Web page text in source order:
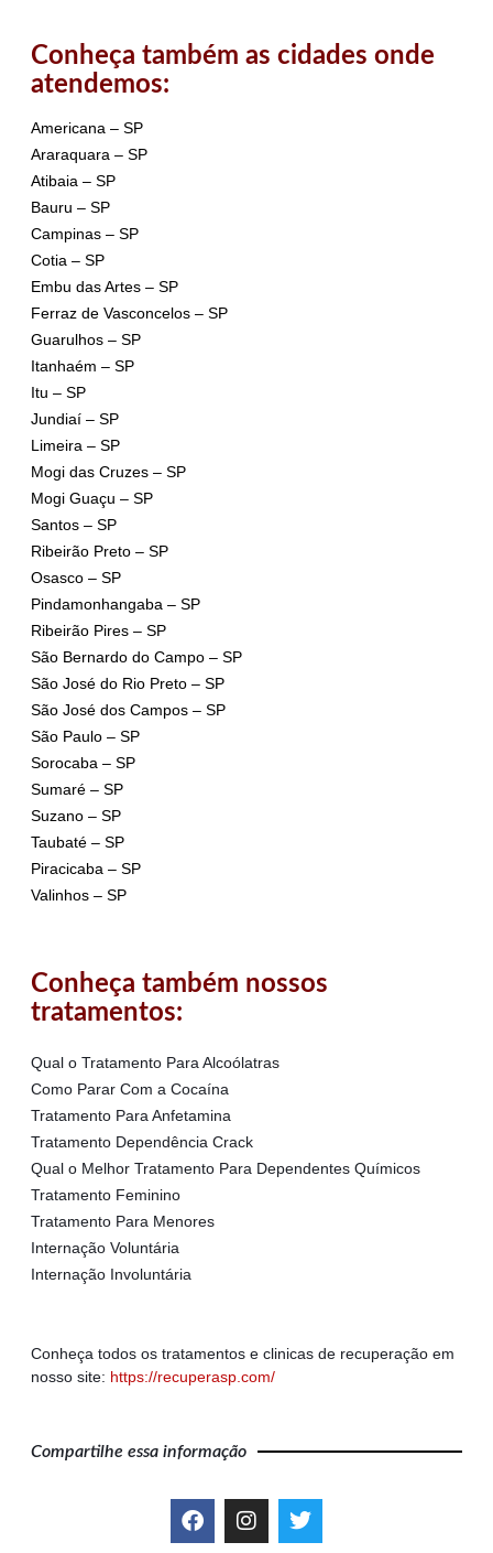
Conheça também as cidades onde
atendemos:
Americana – SP
Araraquara – SP
Atibaia – SP
Bauru – SP
Campinas – SP
Cotia – SP
Embu das Artes – SP
Ferraz de Vasconcelos – SP
Guarulhos – SP
Itanhaém – SP
Itu – SP
Jundiaí – SP
Limeira – SP
Mogi das Cruzes – SP
Mogi Guaçu – SP
Santos – SP
Ribeirão Preto – SP
Osasco – SP
Pindamonhangaba – SP
Ribeirão Pires – SP
São Bernardo do Campo – SP
São José do Rio Preto – SP
São José dos Campos – SP
São Paulo – SP
Sorocaba – SP
Sumaré – SP
Suzano – SP
Taubaté – SP
Piracicaba – SP
Valinhos – SP
Conheça também nossos
tratamentos:
Qual o Tratamento Para Alcoólatras
Como Parar Com a Cocaína
Tratamento Para Anfetamina
Tratamento Dependência Crack
Qual o Melhor Tratamento Para Dependentes Químicos
Tratamento Feminino
Tratamento Para Menores
Internação Voluntária
Internação Involuntária
Conheça todos os tratamentos e clinicas de recuperação em
nosso site: https://recuperasp.com/
Compartilhe essa informação